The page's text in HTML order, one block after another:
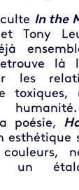
In the
Tony
là
les
toxiques,
poésie,
esthétique
un